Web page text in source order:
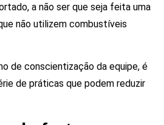
a não ser que seja feita uma
não utilizem combustíveis
de conscientização da equipe, é
de práticas que podem reduzir